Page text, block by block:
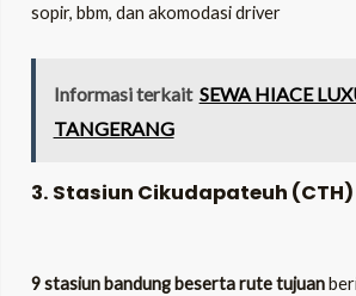
sopir, bbm, dan akomodasi driver
Informasi terkait SEWA HIACE
TANGERANG
3. Stasiun Cikudapateuh (CTH)
9 stasiun bandung beserta rute tujuan